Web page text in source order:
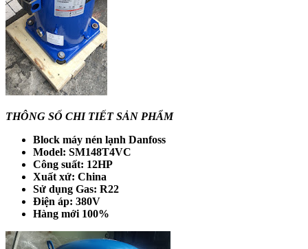
THÔNG SỐ CHI TIẾT SẢN PHẨM
Block máy nén lạnh Danfoss
Model: SM148T4VC
Công suất: 12HP
Xuất xứ: China
Sử dụng Gas: R22
Điện áp: 380V
Hàng mới 100%